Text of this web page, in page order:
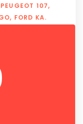
107,
FORD KA.